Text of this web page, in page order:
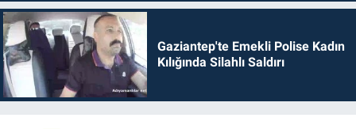
Gaziantep'te Emekli Polise Kadın
Kılığında Silahlı Saldırı